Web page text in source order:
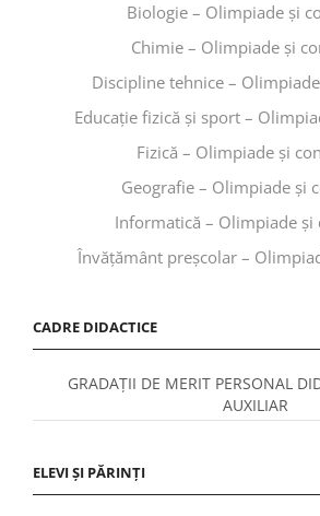
Biologie – Olimpiade și
Chimie – Olimpiade și
Discipline tehnice –
Educaţie fizică şi sport –
Fizică – Olimpiade și
Geografie – Olimpiade și
Informatică – Olimpiade și
Învăţământ preşcolar –
CADRE DIDACTICE
GRADAȚII DE MERIT PERSONAL
AUXILIAR
ELEVI ȘI PĂRINȚI